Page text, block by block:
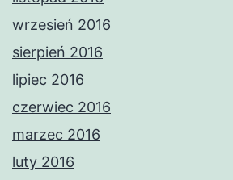
wrzesień 2016
sierpień 2016
lipiec 2016
czerwiec 2016
marzec 2016
luty 2016